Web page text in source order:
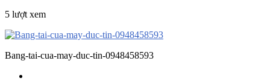
5 lượt xem
Bang-tai-cua-may-duc-tin-0948458593